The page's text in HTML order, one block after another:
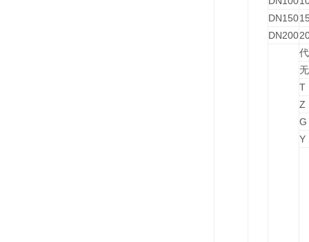
DN150
DN200
无
T
Z
G
Y